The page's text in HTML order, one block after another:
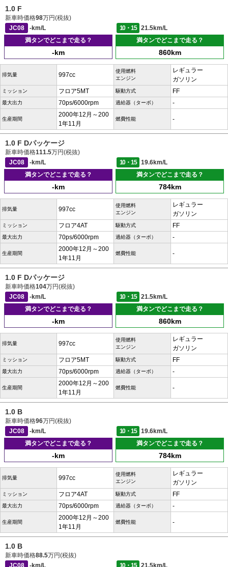
1.0 F
新車時価格98万円(税抜)
JC08
-km/L 10・15
21.5km/L
満タンでどこまで走る？
-km
満タンでどこまで走る？
860km
排気量 997cc
使用燃料
エンジン
レギュラー
ガソリン
ミッション フロア5MT 駆動方式 FF
最大出力 70ps/6000rpm 過給器（ターボ） -
生産期間
2000年12月～200
1年11月
燃費性能 -
1.0 F Dパッケージ
新車時価格111.5万円(税抜)
JC08
-km/L 10・15
19.6km/L
満タンでどこまで走る？
-km
満タンでどこまで走る？
784km
排気量 997cc
使用燃料
エンジン
レギュラー
ガソリン
ミッション フロア4AT 駆動方式 FF
最大出力 70ps/6000rpm 過給器（ターボ） -
生産期間
2000年12月～200
1年11月
燃費性能 -
1.0 F Dパッケージ
新車時価格104万円(税抜)
JC08
-km/L 10・15
21.5km/L
満タンでどこまで走る？
-km
満タンでどこまで走る？
860km
排気量 997cc
使用燃料
エンジン
レギュラー
ガソリン
ミッション フロア5MT 駆動方式 FF
最大出力 70ps/6000rpm 過給器（ターボ） -
生産期間
2000年12月～200
1年11月
燃費性能 -
1.0 B
新車時価格96万円(税抜)
JC08
-km/L 10・15
19.6km/L
満タンでどこまで走る？
-km
満タンでどこまで走る？
784km
排気量 997cc
使用燃料
エンジン
レギュラー
ガソリン
ミッション フロア4AT 駆動方式 FF
最大出力 70ps/6000rpm 過給器（ターボ） -
生産期間
2000年12月～200
1年11月
燃費性能 -
1.0 B
新車時価格88.5万円(税抜)